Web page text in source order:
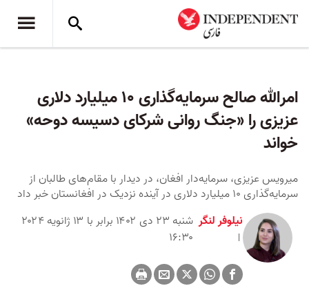
امرالله صالح سرمایه‌گذاری ۱۰ میلیارد دلاری
عزیزی را «جنگ روانی شرکای دسیسه دوحه»
خواند
میرویس عزیزی، سرمایه‌دار افغان، در دیدار با مقام‌های طالبان از
سرمایه‌گذاری ۱۰ میلیارد دلاری در آینده نزدیک در افغانستان خبر داد
نیلوفر لنگر
شنبه ۲۳ دی ۱۴۰۲ برابر با ۱۳ ژانویه ۲۰۲۴
۱۶:۳۰